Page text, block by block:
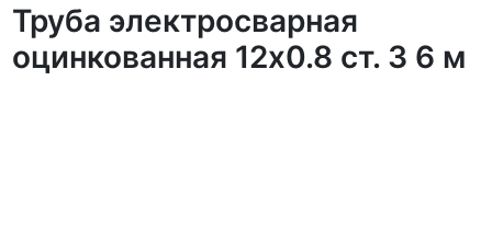
Труба электросварная
оцинкованная 12х0.8 ст. 3 6 м